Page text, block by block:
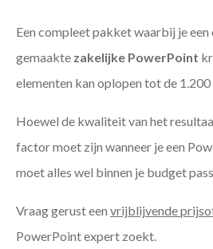
Een compleet pakket waarbij je een
gemaakte zakelijke PowerPoint
elementen kan oplopen tot de 1.200
Hoewel de kwaliteit van het
factor moet zijn wanneer je een
moet alles wel binnen je budget
Vraag gerust een vrijblijvende
PowerPoint expert zoekt.